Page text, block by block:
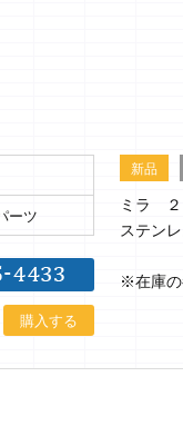
ーツ
購入する
新品
ミラ ２
ステン
※在庫の